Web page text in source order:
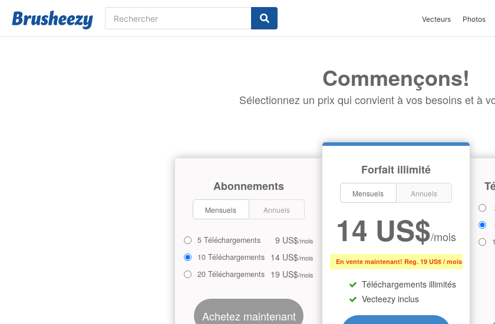
Vecteurs Photos
Commençons!
Sélectionnez un prix qui convient à vos besoins et à
Forfait illimité
Mensuels Annuels
14 US$/mois
En vente maintenant! Reg. 19 US$ / mois
Téléchargements illimités
Vecteezy inclus
Abonnements
Mensuels Annuels
5 Téléchargements 9 US$/mois
10 Téléchargements 14 US$/mois
20 Téléchargements 19 US$/mois
Achetez maintenant